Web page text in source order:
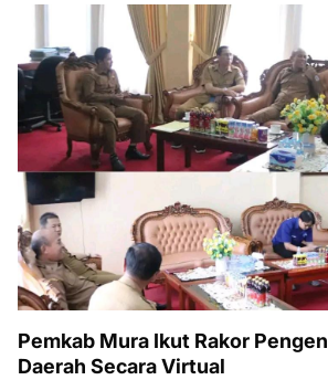
Pemkab Mura Ikut Rakor
Daerah Secara Virtual